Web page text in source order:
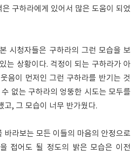
구하라에게 있어서 많은 도움이 되었
시청자들은 구하라의 그런 모습을 보
는 상황이다. 걱정이 되는 구하라가 아
음이 먼저인 그런 구하라를 반기는 것
없는 구하라의 엉뚱한 시도는 모두를
고, 그 모습이 너무 반가웠다.
바라보는 모든 이들의 마음의 안정으로
접어도 될 정도의 밝은 모습은 이전